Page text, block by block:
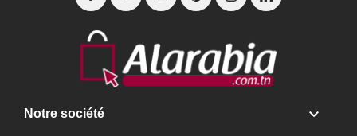
Notre société 